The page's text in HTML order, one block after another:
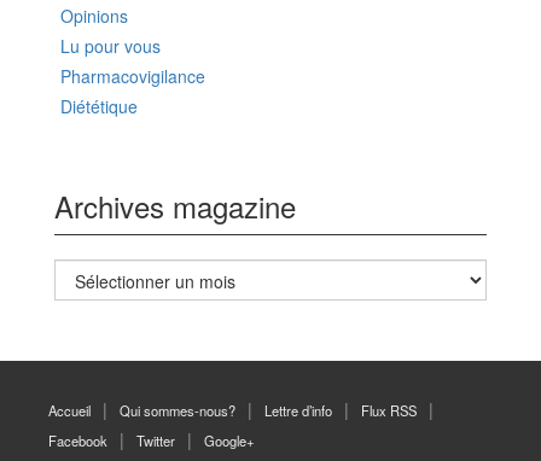
Opinions
Lu pour vous
Pharmacovigilance
Diététique
Archives magazine
Archives
magazine
Accueil Qui sommes-nous? Lettre d’info
Flux RSS
Facebook
Twitter Google+